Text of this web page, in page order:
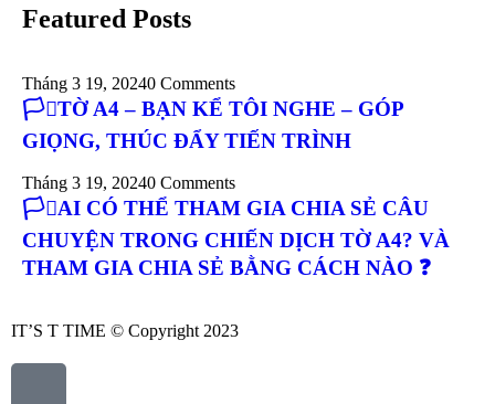
Featured Posts
Tháng 3 19, 20240 Comments
🏳️‍⚧️TỜ A4 – BẠN KỂ TÔI NGHE – GÓP
GIỌNG, THÚC ĐẨY TIẾN TRÌNH
Tháng 3 19, 20240 Comments
🏳️‍⚧️AI CÓ THỂ THAM GIA CHIA SẺ CÂU
CHUYỆN TRONG CHIẾN DỊCH TỜ A4? VÀ
THAM GIA CHIA SẺ BẰNG CÁCH NÀO ❓
IT’S T TIME © Copyright 2023